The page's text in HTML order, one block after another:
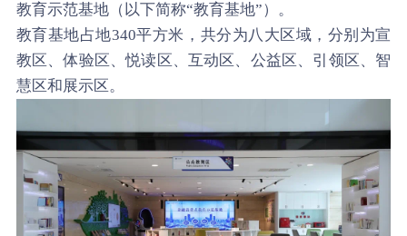
教育示范基地（以下简称“教育基地”）。
教育基地占地340平方米，共分为八大区域，分别为宣
教区、体验区、悦读区、互动区、公益区、引领区、智
慧区和展示区。